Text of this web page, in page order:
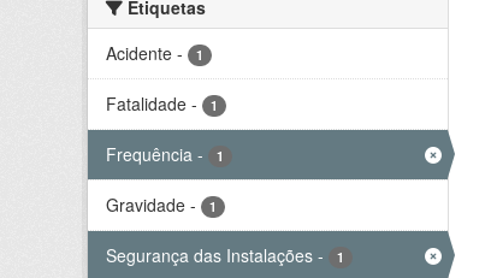
Etiquetas
Acidente - 1
Fatalidade - 1
Frequência - 1
Gravidade - 1
Segurança das Instalações - 1